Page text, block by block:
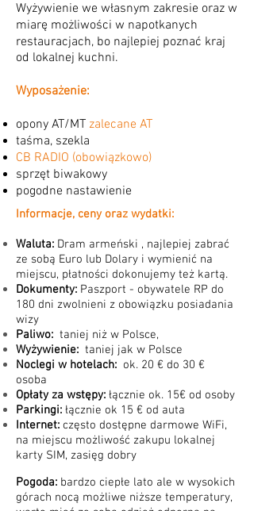
Wyżywienie we własnym zakresie oraz w
miarę możliwości w napotkanych
restauracjach, bo najlepiej poznać kraj
od lokalnej kuchni.
Wyposażenie:
opony AT/MT zalecane AT
taśma, szekla
CB RADIO (obowiązkowo)
sprzęt biwakowy
pogodne nastawienie
Informacje, ceny oraz wydatki:
Waluta: Dram armeński , najlepiej zabrać
ze sobą Euro lub Dolary i wymienić na
miejscu, płatności dokonujemy też kartą.
Dokumenty: Paszport - obywatele RP do
180 dni zwolnieni z obowiązku posiadania
wizy
Paliwo: taniej niż w Polsce,
Wyżywienie: taniej jak w Polsce
Noclegi w hotelach: ok. 20 € do 30 €
osoba
Opłaty za wstępy: łącznie ok. 15€ od osoby
Parkingi: łącznie ok 15 € od auta
Internet: często dostępne darmowe WiFi,
na miejscu możliwość zakupu lokalnej
karty SIM, zasięg dobry
Pogoda: bardzo ciepłe lato ale w wysokich
górach nocą możliwe niższe temperatury,